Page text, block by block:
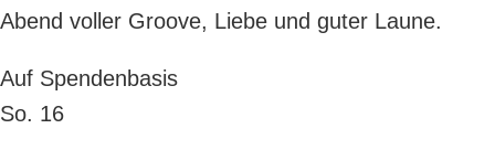
Abend voller Groove, Liebe und guter Laune.
Auf Spendenbasis
So. 16